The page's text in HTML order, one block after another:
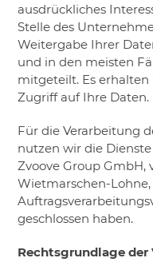
ausdrückliches
Stelle des
Weitergabe Ihrer
und in den meisten
mitgeteilt. Es
Zugriff auf Ihre Daten.
Für die Verarbeitung
nutzen wir die
Zvoove Group GmbH,
Wietmarschen-
geschlossen haben.
Rechtsgrundlage der